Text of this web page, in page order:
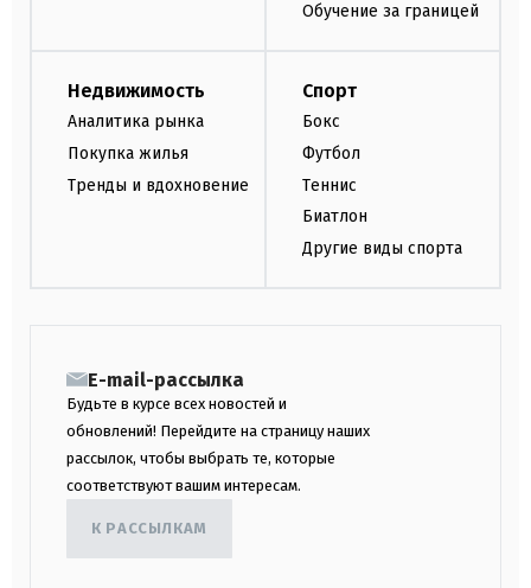
Обучение за границей
Недвижимость
Аналитика рынка
Покупка жилья
Тренды и вдохновение
Спорт
Бокс
Футбол
Теннис
Биатлон
Другие виды спорта
E-mail-рассылка
Будьте в курсе всех новостей и
обновлений! Перейдите на страницу наших
рассылок, чтобы выбрать те, которые
соответствуют вашим интересам.
К РАССЫЛКАМ